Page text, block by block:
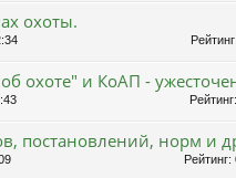
охоты.
охоте" и КоАП -
постановлений, норм и
Рейтинг: